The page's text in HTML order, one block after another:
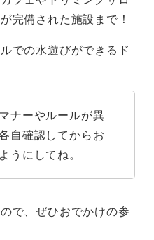
市）
市）※完全予約制
市）
ァーム＆フィールド（一宮
完備された施設まで！
での水遊びができるド
ナーやルールが異
自確認してからお
うにしてね。
で、ぜひおでかけの参